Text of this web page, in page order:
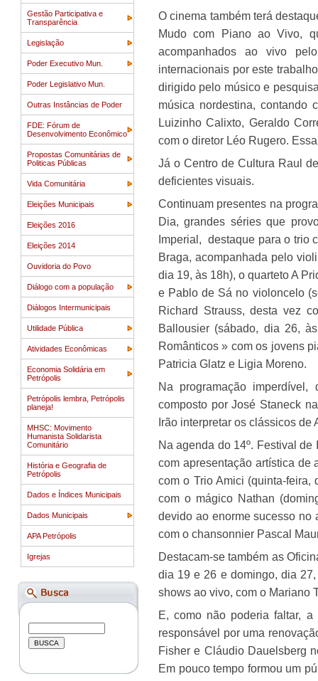
Gestão Participativa e
Transparência
Legislação
Poder Executivo Mun.
Poder Legislativo Mun.
Outras Instâncias de Poder
FDE: Fórum de
Desenvolvimento Econômico
Propostas Comunitárias de
Politicas Públicas
Vida Comunitária
Eleições Municipais
Eleições 2016
Eleições 2014
Ouvidoria do Povo
Diálogo com a população
Diálogos Intermunicipais
Utilidade Pública
Atividades Econômicas
Economia Solidária em
Petrópolis
Petrópolis lembra, Petrópolis
planeja!
MHSC: Movimento
Humanista Solidarista
Comunitário
História e Geografia de
Petrópolis
Dados e Índices Municipais
Dados Municipais
APA Petrópolis
Igrejas
O cinema também terá
Mudo com Piano ao Vivo,
acompanhados ao vivo
internacionais por este
dirigido pelo músico e
música nordestina, contando
Luizinho Calixto, Geraldo
com o diretor Léo Rugero.
Já o Centro de Cultura Raul
deficientes visuais.
Continuam presentes na
Dia, grandes séries que
Imperial, destaque para o trio
Braga, acompanhada pelo
dia 19, às 18h), o quarteto A
e Pablo de Sá no violoncelo
Richard Strauss, desta vez
Ballousier (sábado, dia 26,
Românticos » com os jovens
Patricia Glatz e Ligia Moreno.
Na programação
composto por José Staneck
Irão interpretar os clássicos
Na agenda do 14º. Festival
com apresentação artística de
com o Trio Amici (quinta-
com o mágico Nathan
devido ao enorme sucesso no
com o chansonnier Pascal
Destacam-se também as
dia 19 e 26 e domingo, dia
shows ao vivo, com o Mariano
E, como não poderia faltar,
responsável por uma
Fisher e Cláudio Dauelsberg
Em pouco tempo formou um